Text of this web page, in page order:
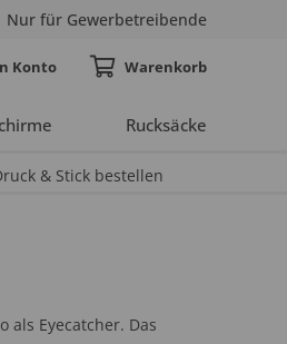
Nur für Gewerbetreibende
Rucksäcke
Konto
& Stick bestellen
als Eyecatcher. Das